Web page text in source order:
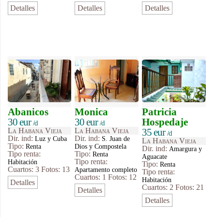
Detalles
Detalles
Detalles
Abanicos
30 eur/d
La Habana Vieja
Dir. ind: Luz y Cuba
Tipo: Renta
Tipo renta:
Habitación
Cuartos: 3 Fotos: 13
Detalles
Monica
30 eur/d
La Habana Vieja
Dir. ind: S. Juan de
Dios y Compostela
Tipo:Renta
Tipo renta:
Apartamento completo
Cuartos: 1 Fotos: 12
Detalles
Patricia
Hospedaje
35 eur/d
La Habana Vieja
Dir. ind: Amargura y
Aguacate
Tipo:Renta
Tipo renta:
Habitación
Cuartos: 2 Fotos: 21
Detalles